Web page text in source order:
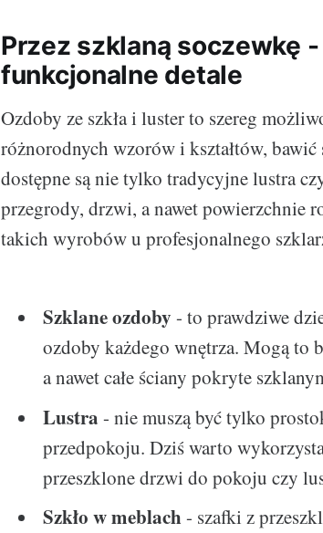
Przez szklaną soczewkę
funkcjonalne detale
Ozdoby ze szkła i luster to szereg
różnorodnych wzorów i kształtów,
dostępne są nie tylko tradycyjne lustra
przegrody, drzwi, a nawet powierzchnie
takich wyrobów u profesjonalnego
Szklane ozdoby - to prawdziwe
ozdoby każdego wnętrza. Mogą to
a nawet całe ściany pokryte
Lustra - nie muszą być tylko
przedpokoju. Dziś warto
przeszklone drzwi do pokoju czy
Szkło w meblach - szafki z